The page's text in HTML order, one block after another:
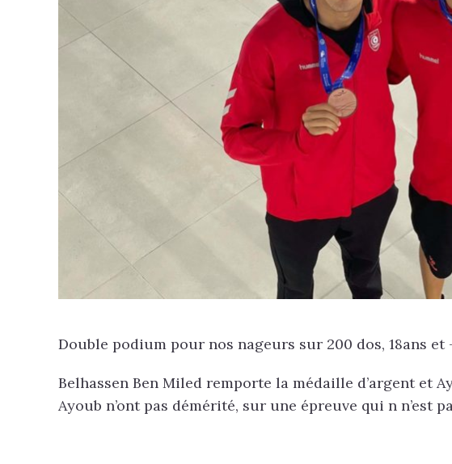
Double podium pour nos nageurs sur 200 dos, 18ans et
Belhassen Ben Miled remporte la médaille d’argent et
Ayoub n’ont pas démérité, sur une épreuve qui n n’est